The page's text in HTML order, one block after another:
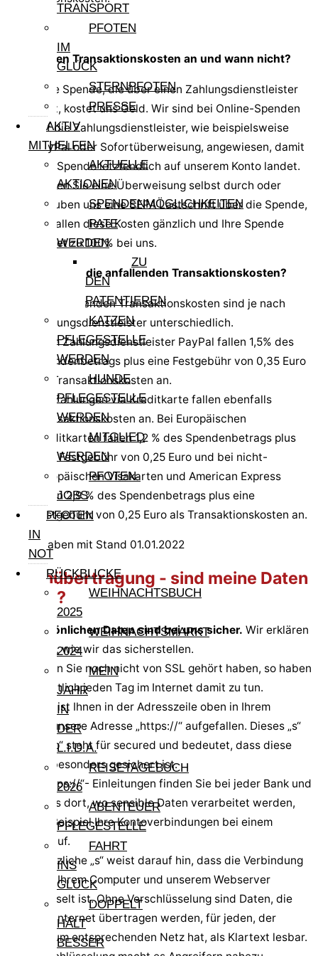
TRANSPORT
PFOTEN
IM
GLÜCK
STERNPFOTEN
PRESSE
AKTIV
MITHELFEN
AKTUELLE
AKTIONEN
SPENDENMÖGLICHKEITEN
PATE
WERDEN
ZU
DEN
PATENTIEREN
KATZEN
PFLEGESTELLE
WERDEN
HUNDE
PFLEGESTELLE
WERDEN
MITGLIED
WERDEN
PFOTEN-
JOBS
PFOTEN
IN
NOT
RÜCKBLICKE
WEIHNACHTSBUCH
2025
WEIHNACHTSMARKT
2024
MEIN
JAHR
IN
DER
L.I.D.A.
REISETAGEBUCH
2026
ABENTEUER
PFLEGESTELLE
FAHRT
INS
GLÜCK
DOPPELT
HÄLT
BESSER
Wann fallen Transaktionskosten an und wann nicht?
Jede Spende, die über einen Zahlungsdienstleister
läuft, kostet uns Geld. Wir sind bei Online-Spenden
auf die Zahlungsdienstleister, wie beispielsweise
PayPal oder Sofortüberweisung, angewiesen, damit
Ihre Spende letztendlich auf unserem Konto landet.
Führen Sie eine Überweisung selbst durch oder
erlauben uns eine SEPA Lastschrift über die Spende,
entfallen diese Kosten gänzlich und Ihre Spende
landet zu 100% bei uns.
Wie hoch sind die anfallenden Transaktionskosten?
Die anfallenden Transaktionskosten sind je nach
Zahlungsdienstleister unterschiedlich.
Beim Zahlungsdienstleister PayPal fallen 1,5% des
Spendenbetrags plus eine Festgebühr von 0,35 Euro
als Transaktionskosten an.
Bei Zahlungen via Kreditkarte fallen ebenfalls
Transaktionskosten an. Bei Europäischen
Kreditkarten fallen 1,2 % des Spendenbetrags plus
eine Festgebühr von 0,25 Euro und bei nicht-
europäischen Visakarten und American Express
fallen 2,9 % des Spendenbetrags plus eine
Festgebühr von 0,25 Euro als Transaktionskosten an.
Alle Angaben mit Stand 01.01.2022
Datenübertragung - sind meine Daten
sicher?
Ihre persönlichen Daten sind bei uns sicher. Wir erklären
Ihnen hier, wie wir das sicherstellen.
Auch wenn Sie noch nicht von SSL gehört haben, so haben
Sie vermutlich jeden Tag im Internet damit zu tun.
Bestimmt ist Ihnen in der Adresszeile oben in Ihrem
Browser unsere Adresse „https://“ aufgefallen. Dieses „s“
nach „http“ steht für secured und bedeutet, dass diese
Adresse besonders gesichert ist.
Diese „https://“- Einleitungen finden Sie bei jeder Bank und
besonders dort, wo sensible Daten verarbeitet werden,
wie zum Beispiel Ihre Kontoverbindungen bei einem
Online-Kauf.
Das zusätzliche „s“ weist darauf hin, dass die Verbindung
zwischen Ihrem Computer und unserem Webserver
verschlüsselt ist. Ohne Verschlüsselung sind Daten, die
über das Internet übertragen werden, für jeden, der
Zugang zum entsprechenden Netz hat, als Klartext lesbar.